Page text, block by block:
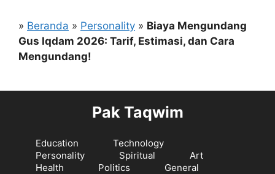
» Beranda » Personality » Biaya Mengundang
Gus Iqdam 2026: Tarif, Estimasi, dan Cara
Mengundang!
Pak Taqwim
Education
Technology
Personality
Spiritual
Art
Health
Politics General